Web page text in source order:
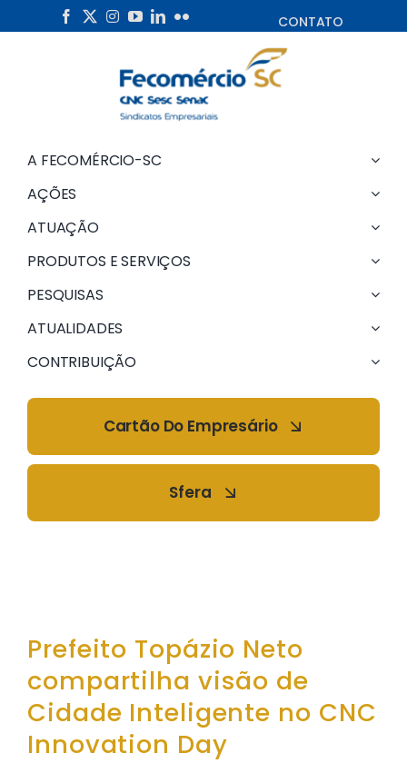
to
CONTATO
A FECOMÉRCIO-SC
AÇÕES
ATUAÇÃO
PRODUTOS E SERVIÇOS
PESQUISAS
ATUALIDADES
CONTRIBUIÇÃO
Cartão Do Empresário
Sfera
Prefeito Topázio Neto
compartilha visão de
Cidade Inteligente no CNC
Innovation Day